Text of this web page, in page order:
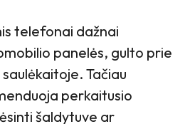
telefonai dažnai
panelės, gulto prie
Tačiau
perkaitusio
šaldytuve ar